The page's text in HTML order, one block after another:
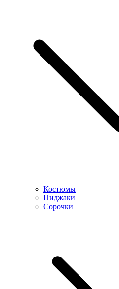
Костюмы
Пиджаки
Сорочки